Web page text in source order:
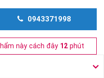
0943371998
này cách đây 12 phút